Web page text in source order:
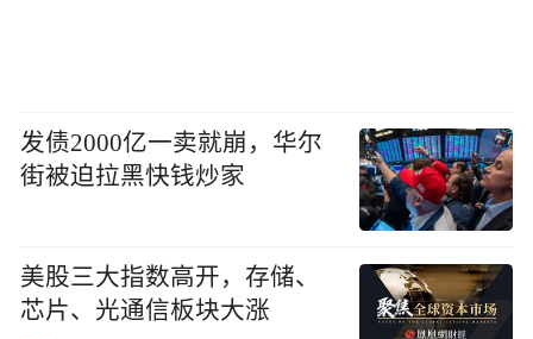
发债2000亿一卖就崩，华尔
街被迫拉黑快钱炒家
美股三大指数高开，存储、
芯片、光通信板块大涨